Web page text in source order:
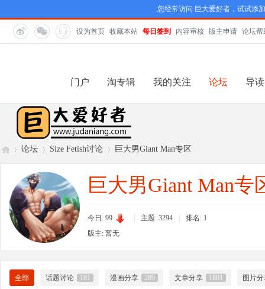
您经常访问 巨大爱好者，试试添
设为首页 收藏本站 每日签到 内容审核 版主申请 论坛帮
门户 淘专辑 我的关注 论坛 导读
»
论坛
›
Size Fetish讨论 巨大男Giant Man专区
巨大男Giant Man专
今日: 99 主题: 3294 排名: 1
版主: 暂无
全部 话题讨论 181 漫画分享 289 文章分享 1801 图片